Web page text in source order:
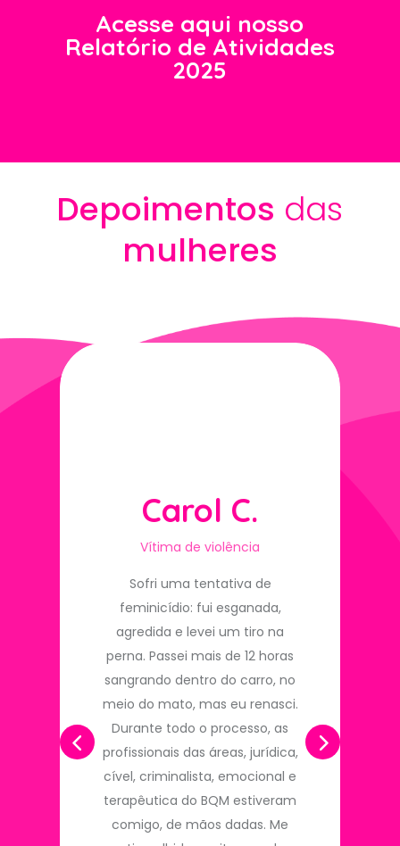
Acesse aqui nosso
Relatório de Atividades
2025
Depoimentos das
mulheres
Carol C.
Vítima de violência
Sofri uma tentativa de
feminicídio: fui esganada,
agredida e levei um tiro na
perna. Passei mais de 12 horas
sangrando dentro do carro, no
meio do mato, mas eu renasci.
Durante todo o processo, as
profissionais das áreas, jurídica,
cível, criminalista, emocional e
terapêutica do BQM estiveram
comigo, de mãos dadas. Me